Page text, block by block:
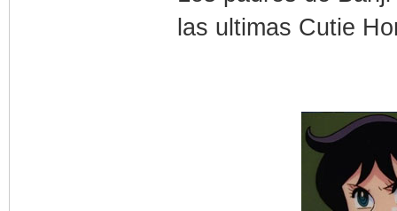
las ultimas Cutie